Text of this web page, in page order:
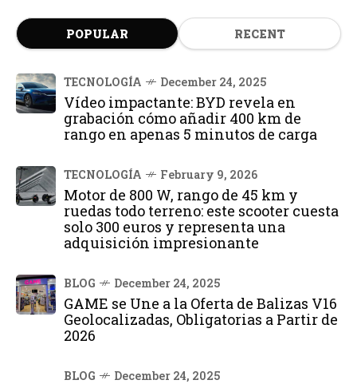
POPULAR RECENT
TECNOLOGÍA December 24, 2025
Vídeo impactante: BYD revela en
grabación cómo añadir 400 km de
rango en apenas 5 minutos de carga
TECNOLOGÍA February 9, 2026
Motor de 800 W, rango de 45 km y
ruedas todo terreno: este scooter cuesta
solo 300 euros y representa una
adquisición impresionante
BLOG December 24, 2025
GAME se Une a la Oferta de Balizas V16
Geolocalizadas, Obligatorias a Partir de
2026
BLOG December 24, 2025